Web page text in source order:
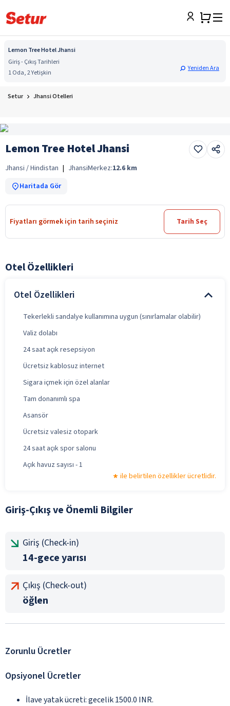
Lemon Tree Hotel Jhansi
Giriş - Çıkış Tarihleri
1 Oda, 2 Yetişkin
Yeniden Ara
Setur Jhansi Otelleri
Lemon Tree Hotel Jhansi
Jhansi / Hindistan | JhansiMerkez:12.6 km
Haritada Gör
Fiyatları görmek için tarih seçiniz Tarih Seç
Otel Özellikleri
Otel Özellikleri
Tekerlekli sandalye kullanımına uygun (sınırlamalar olabilir)
Valiz dolabı
24 saat açık resepsiyon
Ücretsiz kablosuz internet
Sigara içmek için özel alanlar
Tam donanımlı spa
Asansör
Ücretsiz valesiz otopark
24 saat açık spor salonu
Açık havuz sayısı - 1
ile belirtilen özellikler ücretlidir.
Giriş-Çıkış ve Önemli Bilgiler
Giriş (Check-in)
14-gece yarısı
Çıkış (Check-out)
öğlen
Zorunlu Ücretler
Opsiyonel Ücretler
İlave yatak ücreti: gecelik 1500.0 INR.